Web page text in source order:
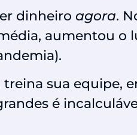
dinheiro agora.
aumentou o
sua equipe,
é